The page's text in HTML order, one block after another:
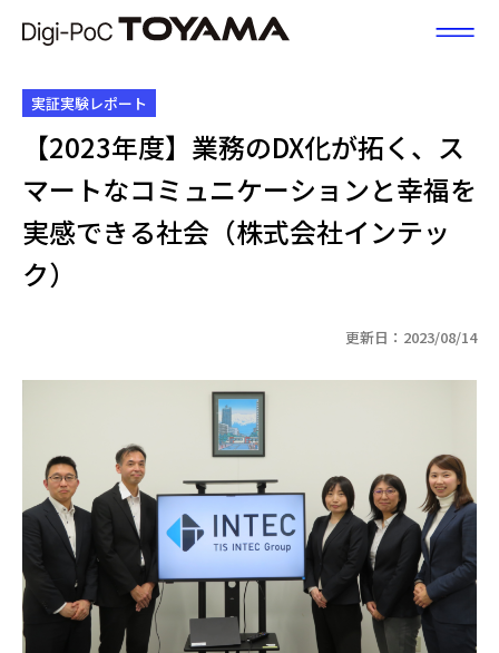
実証実験レポート
【2023年度】業務のDX化が拓く、ス
マートなコミュニケーションと幸福を
実感できる社会（株式会社インテッ
ク）
更新日：2023/08/14